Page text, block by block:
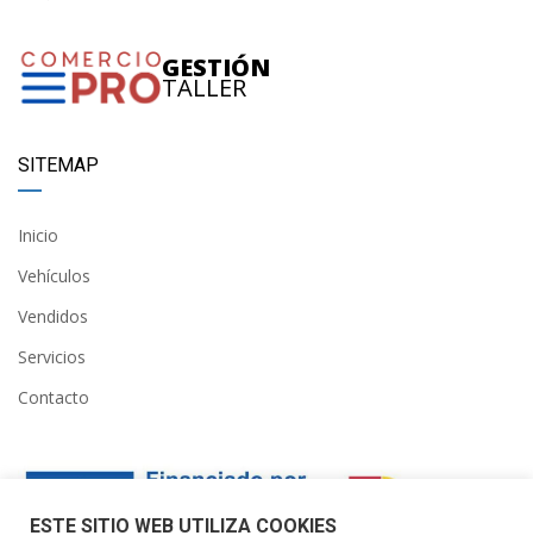
GESTIÓN
TALLER
SITEMAP
Inicio
Vehículos
Vendidos
Servicios
Contacto
ESTE SITIO WEB UTILIZA COOKIES